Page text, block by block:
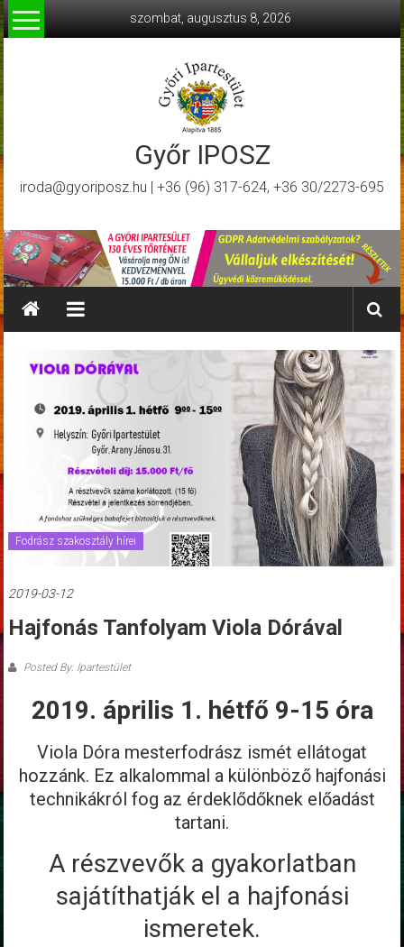
Skip
to
content
szombat, augusztus 8, 2026
Győr IPOSZ
iroda@gyoriposz.hu | +36 (96) 317-624, +36 30/2273-695
Fodrász szakosztály hírei
2019-03-12
Hajfonás Tanfolyam Viola Dórával
Posted By: Ipartestület
2019. április 1. hétfő 9-15 óra
Viola Dóra mesterfodrász ismét ellátogat
hozzánk. Ez alkalommal a különböző hajfonási
technikákról fog az érdeklődőknek előadást
tartani.
A részvevők a gyakorlatban
sajátíthatják el a hajfonási
ismeretek.